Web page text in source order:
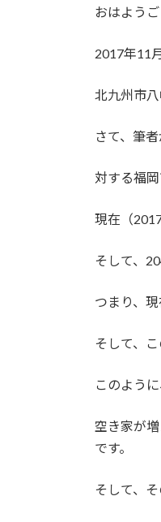
おはようご
2017年11
北九州市八
さて、筆
対する福
現在（
そして、
つまり、
そして、
このよう
空き家が
です。
そして、